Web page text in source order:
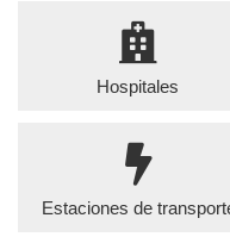
Hospitales
Estaciones de